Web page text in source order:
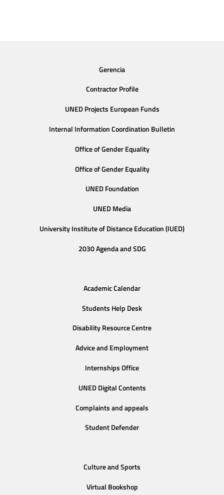
Gerencia
Contractor Profile
UNED Projects European Funds
Internal Information Coordination Bulletin
Office of Gender Equality
Office of Gender Equality
UNED Foundation
UNED Media
University Institute of Distance Education (IUED)
2030 Agenda and SDG
Academic Calendar
Students Help Desk
Disability Resource Centre
Advice and Employment
Internships Office
UNED Digital Contents
Complaints and appeals
Student Defender
Culture and Sports
Virtual Bookshop